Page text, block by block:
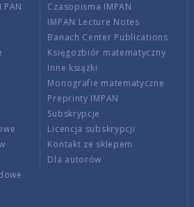
Czasopisma IMPAN
IMPAN Lecture Notes
Banach Center Publications
Księgozbiór matematyczny
Inne książki
Monografie matematyczne
Preprinty IMPAN
Subskrypcje
Licencja subskrypcji
Kontakt ze sklepem
Dla autorów